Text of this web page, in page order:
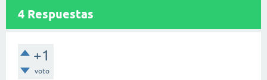
4 Respuestas
+1
voto